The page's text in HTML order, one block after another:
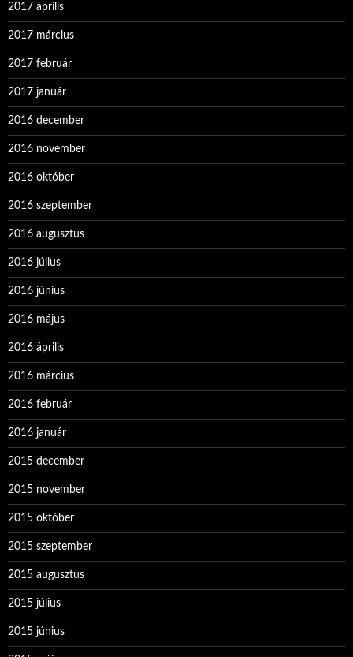
2017 április
2017 március
2017 február
2017 január
2016 december
2016 november
2016 október
2016 szeptember
2016 augusztus
2016 július
2016 június
2016 május
2016 április
2016 március
2016 február
2016 január
2015 december
2015 november
2015 október
2015 szeptember
2015 augusztus
2015 július
2015 június